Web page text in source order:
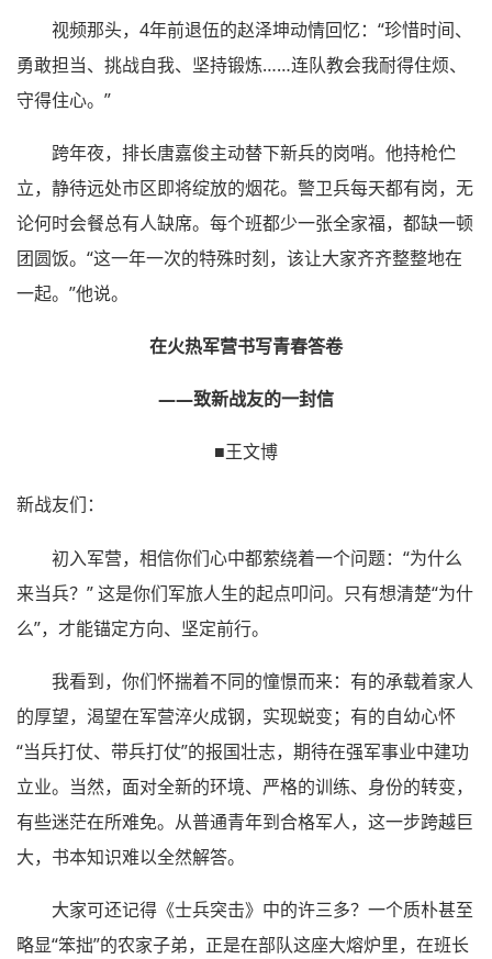
视频那头，4年前退伍的赵泽坤动情回忆：“珍惜时间、
勇敢担当、挑战自我、坚持锻炼……连队教会我耐得住烦、
守得住心。”
跨年夜，排长唐嘉俊主动替下新兵的岗哨。他持枪伫
立，静待远处市区即将绽放的烟花。警卫兵每天都有岗，无
论何时会餐总有人缺席。每个班都少一张全家福，都缺一顿
团圆饭。“这一年一次的特殊时刻，该让大家齐齐整整地在
一起。”他说。
在火热军营书写青春答卷
——致新战友的一封信
■王文博
新战友们：
初入军营，相信你们心中都萦绕着一个问题：“为什么
来当兵？” 这是你们军旅人生的起点叩问。只有想清楚“为什
么”，才能锚定方向、坚定前行。
我看到，你们怀揣着不同的憧憬而来：有的承载着家人
的厚望，渴望在军营淬火成钢，实现蜕变；有的自幼心怀
“当兵打仗、带兵打仗”的报国壮志，期待在强军事业中建功
立业。当然，面对全新的环境、严格的训练、身份的转变，
有些迷茫在所难免。从普通青年到合格军人，这一步跨越巨
大，书本知识难以全然解答。
大家可还记得《士兵突击》中的许三多？一个质朴甚至
略显“笨拙”的农家子弟，正是在部队这座大熔炉里，在班长